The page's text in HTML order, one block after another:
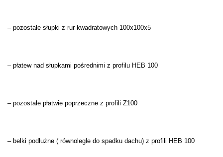
– pozostałe słupki z rur kwadratowych 100x100x5
– płatew nad słupkami pośrednimi z profilu HEB 100
– pozostałe płatwie poprzeczne z profili Z100
– belki podłużne ( równolegle do spadku dachu) z profili HEB 100